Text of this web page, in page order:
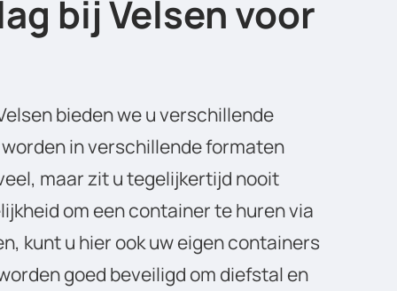
bij Velsen voor
bieden we u verschillende
in verschillende formaten
maar zit u tegelijkertijd nooit
om een container te huren via
kunt u hier ook uw eigen containers
goed beveiligd om diefstal en